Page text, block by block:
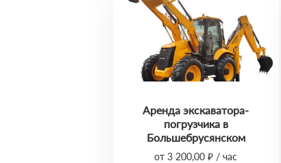
Аренда экскаватора-
погрузчика в
Большебрусянском
от 3 200,00 ₽ / час